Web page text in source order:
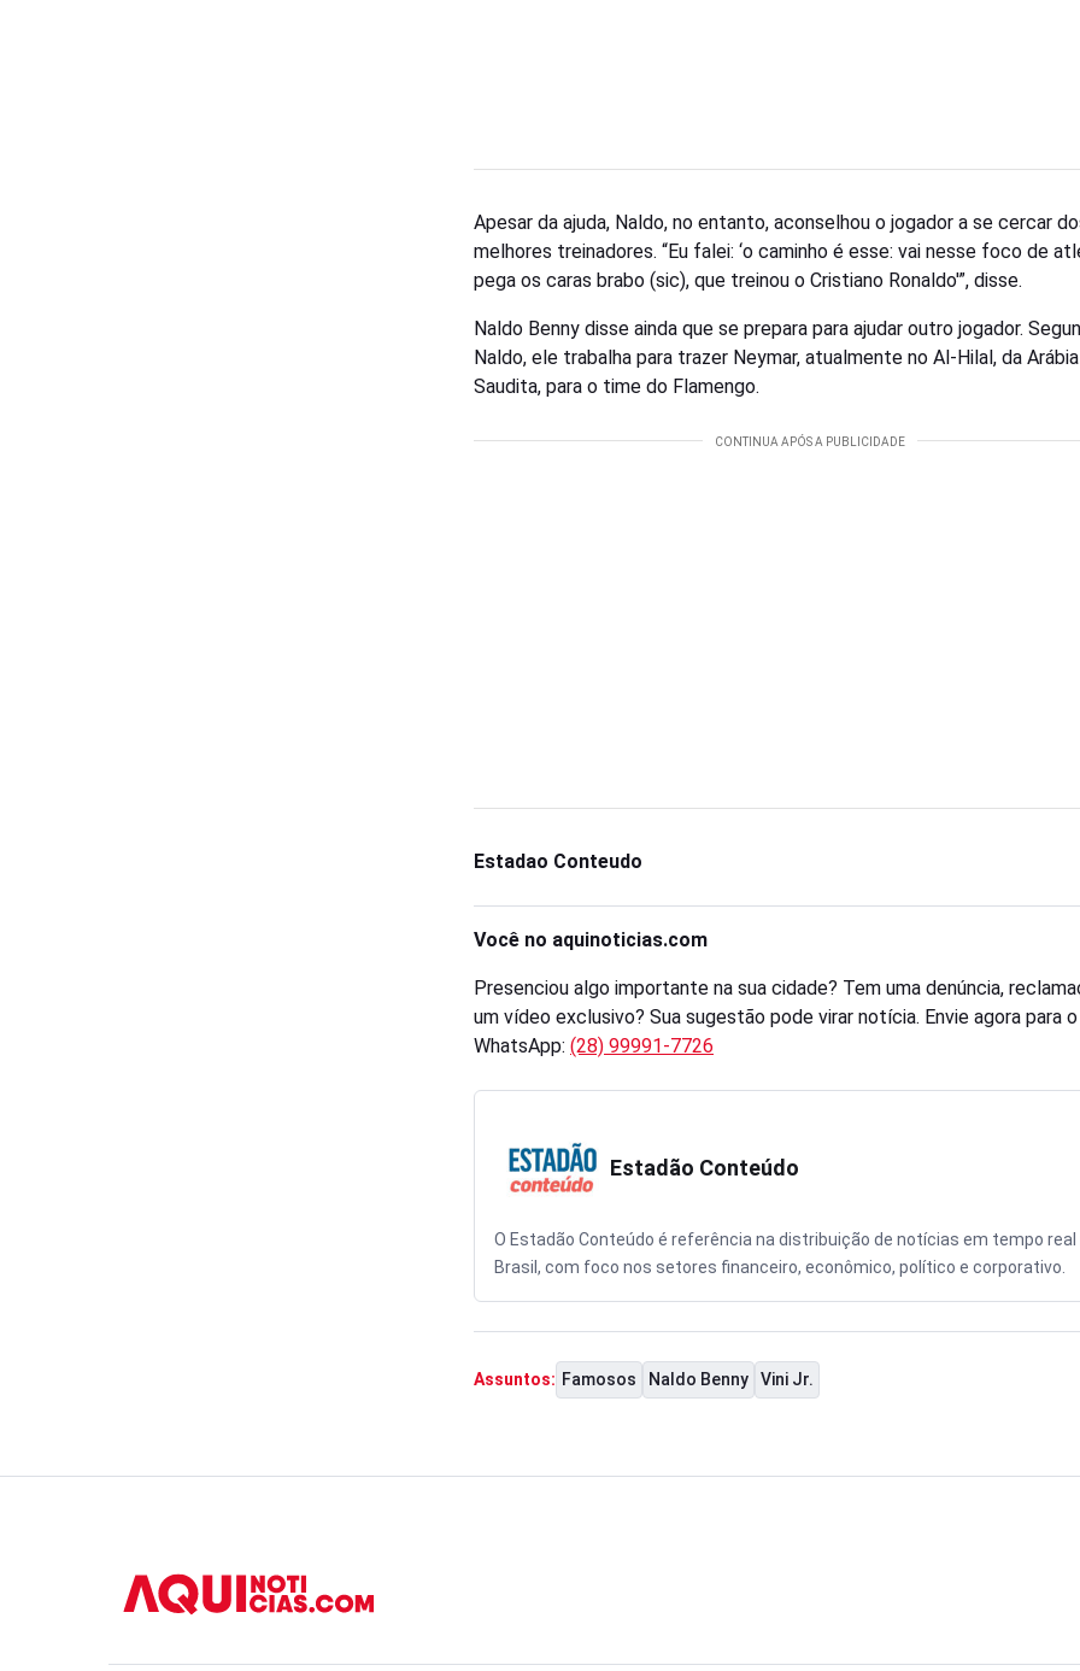
Apesar da ajuda, Naldo, no entanto, aconselhou o jogador a se cercar
melhores treinadores. “Eu falei: ‘o caminho é esse: vai nesse foco de
pega os caras brabo (sic), que treinou o Cristiano Ronaldo'”, disse.
Naldo Benny disse ainda que se prepara para ajudar outro jogador.
Naldo, ele trabalha para trazer Neymar, atualmente no Al-Hilal, da Arábia
Saudita, para o time do Flamengo.
Estadao Conteudo
Você no aquinoticias.com
Presenciou algo importante na sua cidade? Tem uma denúncia,
um vídeo exclusivo? Sua sugestão pode virar notícia. Envie agora para
WhatsApp: (28) 99991-7726
Estadão Conteúdo
O Estadão Conteúdo é referência na distribuição de notícias em tempo real
Brasil, com foco nos setores financeiro, econômico, político e corporativo.
Assuntos: Famosos Naldo Benny Vini Jr.